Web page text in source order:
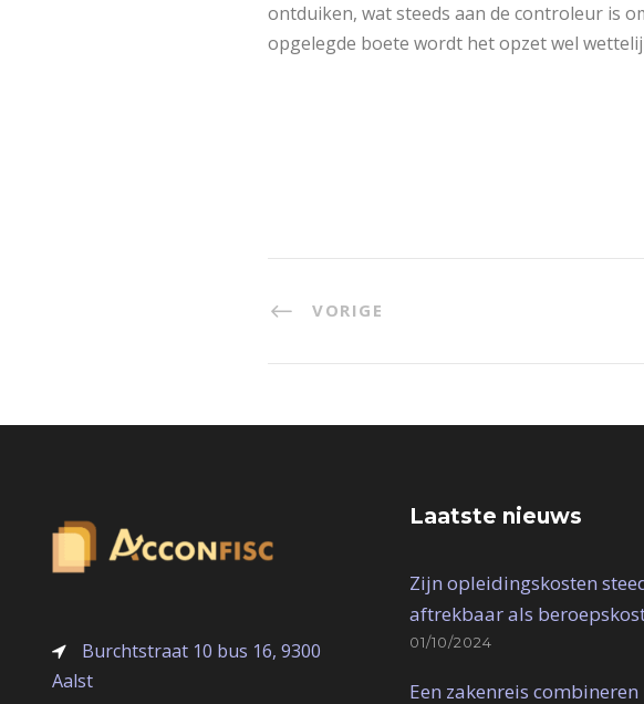
ontduiken, wat steeds aan de controleur is
opgelegde boete wordt het opzet wel
VORIGE
Burchtstraat 10 bus 16, 9300
Aalst
Laatste nieuws
Zijn opleidingskosten
aftrekbaar als
01/10/2024
Een zakenreis